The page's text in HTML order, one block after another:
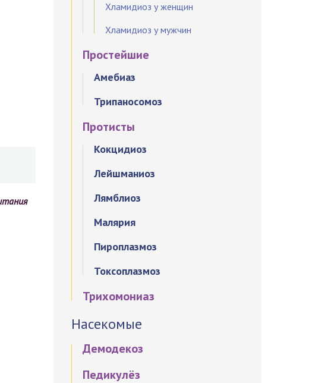
Хламидиоз у женщин
Хламидиоз у мужчин
Простейшие
Амебиаз
Трипаносомоз
Протисты
Кокцидиоз
Лейшманиоз
Лямблиоз
Малярия
Пироплазмоз
Токсоплазмоз
Трихомониаз
Насекомые
Демодекоз
Педикулёз